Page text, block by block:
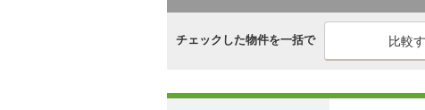
チェックした物件を一括で